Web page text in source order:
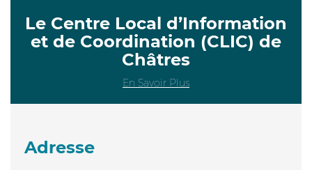
Le Centre Local d’Information
et de Coordination (CLIC) de
Châtres
En Savoir Plus
Adresse